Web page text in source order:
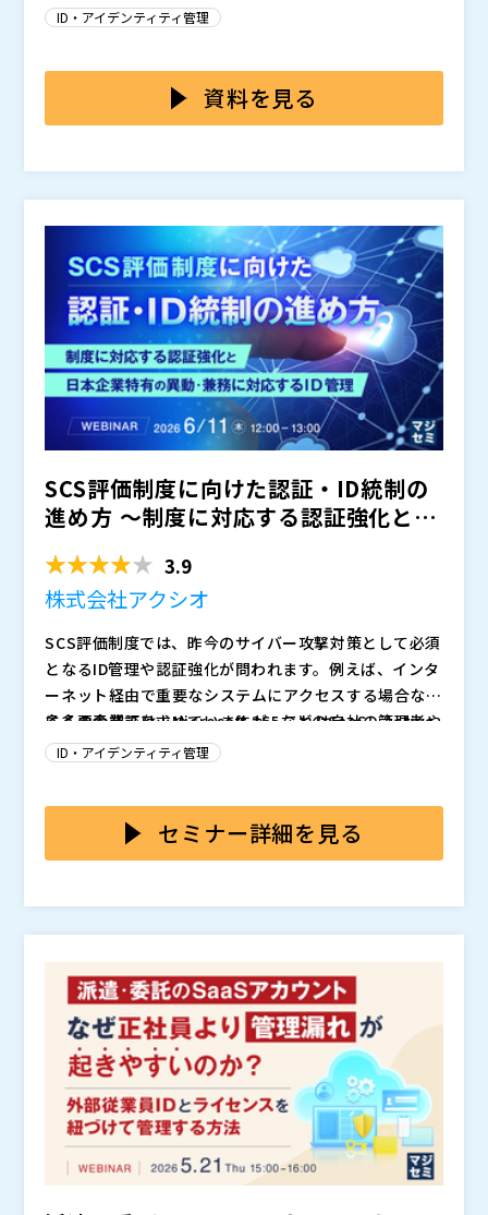
シングメールや認証情報の窃取を足がかりにネットワー
手飲料メーカーや大手通販企業がネットワーク機器経由
の侵入からランサムウェア攻撃を受け、業務停止する事
行やEDRを導入しても、侵害を完全に防ぐことは困難で
す。ID認証・端末・ネットワークのいずれか１つに隙が
あれば、そこが攻撃の突破口となるためです。 現在の
サイバー攻撃は、侵入そのものよりも侵入後に認証情報
やIDを奪い正規ユーザーとして振る舞う“ID侵害型”にシ
フトしています。そのため、個別製品による対策ではな
く、ユーザーを中心にNW・端末・IDを横断して守る統
合防御が重要になっています。
キュリティを、それぞれ異なるベンダー製品で構築して
の複雑化が課題となるケースも増えています。 近年
は、ID侵害を狙った攻撃が増加しており、認証・端末・
す。 Cisco User Protection Suiteは、Ciscoソリュー
ション群を統合的に活用することで、シングルベンダー
による運用最適化を実現するアプローチです。本セミナ
ーでは、その中でもZTNA/ID対策を中心に、統合防御
の考え方をご紹介します。 Cisco User Protection Su
iteは統合的にそれぞれの部分を最適化できるCiscoの
ソリューションをひとまとめにお安くご提供ができま
す。 「セキュリティ対策が３～４年前から変わってい
ない」「自社と同規模の企業や同業他社がサイバー攻撃
を受ける状況を見聞きしている」「何から対策を打つの
が適正かわからない」とお考えの方は、全方位にサポー
ト可能なSuite製品をご検討ください。
イス認証の「Duo」、セキュアアクセス（SSE）の「S
ecure Access」、メール脅威防御の「Email Threat D
t」を統合したCiscoのセキュリティスイートです。 本
セミナーでは、その中でも特にID/認証とネットワーク
領域にフォーカスし、ID侵害リスクへの対策や、ユーザ
ーを起点としたゼロトラスト戦略についてご紹介しま
す。 NTTデータルウィーブ株式会社は、Ciscoゴール
ド認定パートナーの後継プログラムである「Cisco 360
パートナープログラム」において、全6ポートフォリオ
中5分野で最上位資格「Preferred」認定を取得してい
ます。導入設計から運用定着までワンストップで支援で
きる体制を整えておりますので、統合的なセキュリティ
基盤の構築を検討されている方は、ぜひご参加くださ
い。
ケールビジネス営業本部 アカウントエグゼクティブ
有光 祥太郎
NTTデータルウィーブ株式会社 ISS事業本部第２営業
部 部長 沖佐々木 達朗
NTTデータルウィーブ株式会社（）
シスコシステムズ合同会社（）
マジセミ株式会社（）
※共催、協賛、協力、講演企業は将来的に追加、削除さ
れる可能性があります。
ID・アイデンティティ管理
資料を見る
SCS評価制度に向けた認証・ID統制の
進め方 ～制度に対応する認証強化と日
3.9
株式会社アクシオ
SCS評価制度では、昨今のサイバー攻撃対策として必須
となるID管理や認証強化が問われます。例えば、インタ
ーネット経由で重要なシステムにアクセスする場合など
に多要素認証を求めていますが、これは自社の管理者や
ユーザーだけではなく、取引先や委託先ユーザーにも求
多くの企業では、Microsoft 365などのSaaS、Active
Directory（AD）を中心としたオンプレミス環境、VP
め、SCS評価制度で求められるアカウントライフサイク
ル管理やアクセス権限の適正化、利用者認証の統制状況
す。 例えば、多要素認証（MFA）を導入していても、
「正規に管理された端末からのアクセスであること」
こと」「異動や兼務後も職務に応じた最小権限が維持さ
れていること」といった運用状況を一元的に把握・説明
できない課題が生じています。
では限界のある認証・ID管理領域に焦点を当て、国産ID
aaS「Soliton OneGate」での対応例をご紹介しま
動・兼務・組織変更を前提に、ID発行、権限変更、削
除、棚卸をどのように仕組み化し、継続的にIDガバナン
策として終わらせず、SCS評価制度に対応するITガバナ
ンスの実装ポイントを解説します。
株式会社ソリトンシステムズ（）
マジセミ株式会社（）
れる可能性があります。
ID・アイデンティティ管理
セミナー詳細を見る